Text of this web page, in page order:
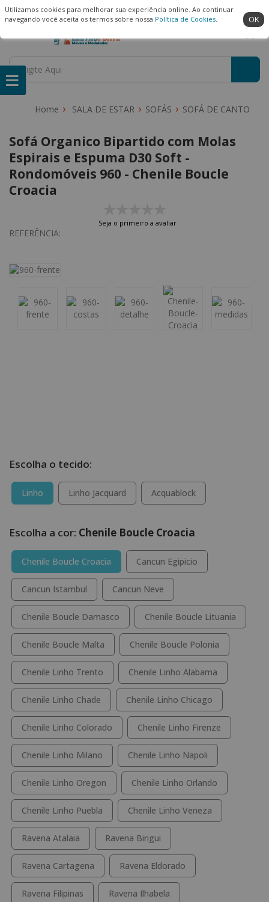
Utilizamos cookies para melhorar sua experiência online. Ao continuar
navegando você aceita os termos sobre nossa Política de Cookies. OK
(22) 99909-3407 Ambiente Seguro
SALA DE ESTAR SOFÁS SOFÁ DE CANTO
Sofá Organico Bipartido com Molas
Espirais e Espuma D30 Soft -
Rondomóveis 960 - Chenile Boucle
Croacia
Seja o primeiro a avaliar
REFERÊNCIA:
Linho Linho Jacquard Acquablock
Chenile Boucle Croacia
Chenile Boucle Croacia Cancun Egipicio
Cancun Istambul Cancun Neve
Chenile Boucle Damasco Chenile Boucle Lituania
Chenile Boucle Malta Chenile Boucle Polonia
Chenile Linho Trento Chenile Linho Alabama
Chenile Linho Chade Chenile Linho Chicago
Chenile Linho Colorado Chenile Linho Firenze
Chenile Linho Milano Chenile Linho Napoli
Chenile Linho Oregon Chenile Linho Orlando
Chenile Linho Puebla Chenile Linho Veneza
Ravena Atalaia Ravena Birigui
Ravena Cartagena Ravena Eldorado
Ravena Filipinas Ravena Ilhabela